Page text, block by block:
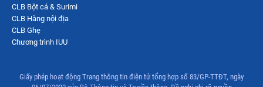
CLB Bột cá & Surimi
CLB Hàng nội địa
CLB Ghẹ
Chương trình IUU
Giấy phép hoạt động Trang thông tin điện tử tổng hợp số 83/GP-TTĐT, ngày